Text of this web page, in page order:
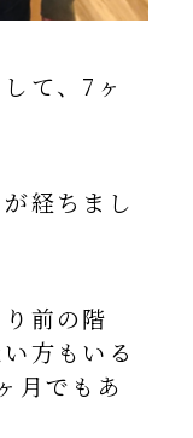
て、7ヶ
経ちまし
前の階
方もいる
月でもあ